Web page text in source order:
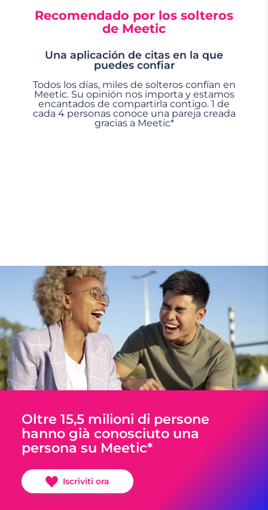
Recomendado por los solteros
de Meetic
Una aplicación de citas en la que
puedes confiar
Todos los días, miles de solteros confían en
Meetic. Su opinión nos importa y estamos
encantados de compartirla contigo. 1 de
cada 4 personas conoce una pareja creada
gracias a Meetic*
Oltre 15,5 milioni di persone
hanno già conosciuto una
persona su Meetic*
Iscriviti ora